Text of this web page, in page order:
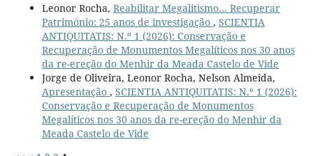
Leonor Rocha, Reabilitar Megalitismo… Recuperar
Património: 25 anos de investigação , SCIENTIA
ANTIQUITATIS: N.º 1 (2026): Conservação e
Recuperação de Monumentos Megalíticos nos 30 anos
da re-ereção do Menhir da Meada Castelo de Vide
Jorge de Oliveira, Leonor Rocha, Nelson Almeida,
Apresentação , SCIENTIA ANTIQUITATIS: N.º 1 (2026):
Conservação e Recuperação de Monumentos
Megalíticos nos 30 anos da re-ereção do Menhir da
Meada Castelo de Vide